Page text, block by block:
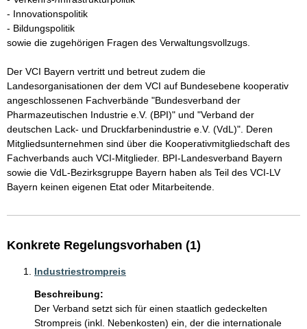
- Innovationspolitik
- Bildungspolitik
sowie die zugehörigen Fragen des Verwaltungsvollzugs.
Der VCI Bayern vertritt und betreut zudem die
Landesorganisationen der dem VCI auf Bundesebene kooperativ
angeschlossenen Fachverbände "Bundesverband der
Pharmazeutischen Industrie e.V. (BPI)" und "Verband der
deutschen Lack- und Druckfarbenindustrie e.V. (VdL)". Deren
Mitgliedsunternehmen sind über die Kooperativmitgliedschaft des
Fachverbands auch VCI-Mitglieder. BPI-Landesverband Bayern
sowie die VdL-Bezirksgruppe Bayern haben als Teil des VCI-LV
Bayern keinen eigenen Etat oder Mitarbeitende.
Konkrete Regelungsvorhaben (1)
Industriestrompreis
Beschreibung:
Der Verband setzt sich für einen staatlich gedeckelten
Strompreis (inkl. Nebenkosten) ein, der die internationale